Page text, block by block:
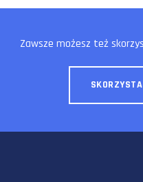
Zawsze możesz też